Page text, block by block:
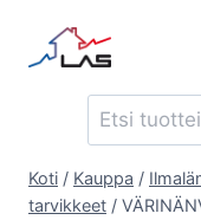
sisältöön
Etsi:
Koti / Kauppa /
tarvikkeet /